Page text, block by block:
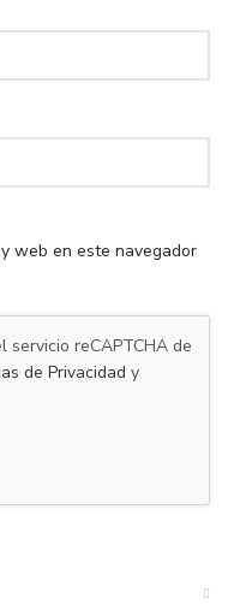
web en este navegador
servicio reCAPTCHA de
de Privacidad y